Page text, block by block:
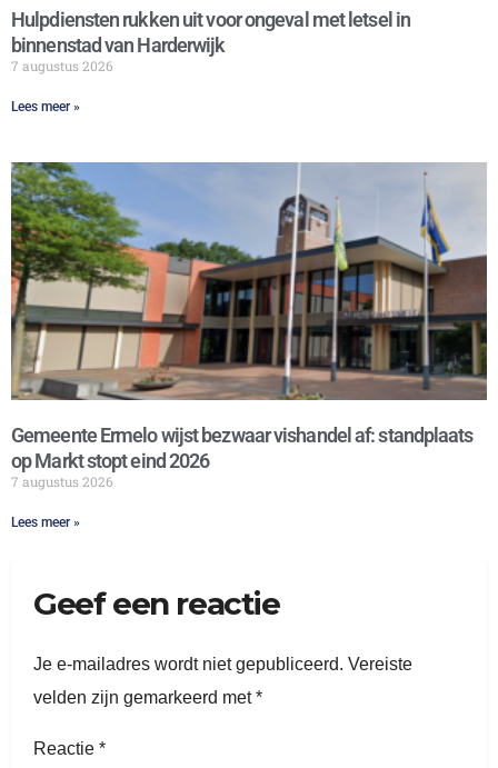
Hulpdiensten rukken uit voor ongeval met letsel in
binnenstad van Harderwijk
7 augustus 2026
Lees meer »
Gemeente Ermelo wijst bezwaar vishandel af: standplaats
op Markt stopt eind 2026
7 augustus 2026
Lees meer »
Geef een reactie
Je e-mailadres wordt niet gepubliceerd. Vereiste
velden zijn gemarkeerd met*
Reactie *